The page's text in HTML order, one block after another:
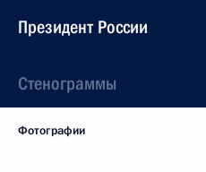
Президент России
Стенограммы
Фотографии